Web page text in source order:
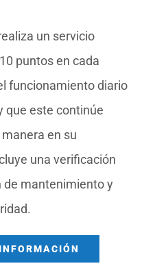
un servicio
puntos en cada
funcionamiento diario
que este continúe
en su
una verificación
de mantenimiento y